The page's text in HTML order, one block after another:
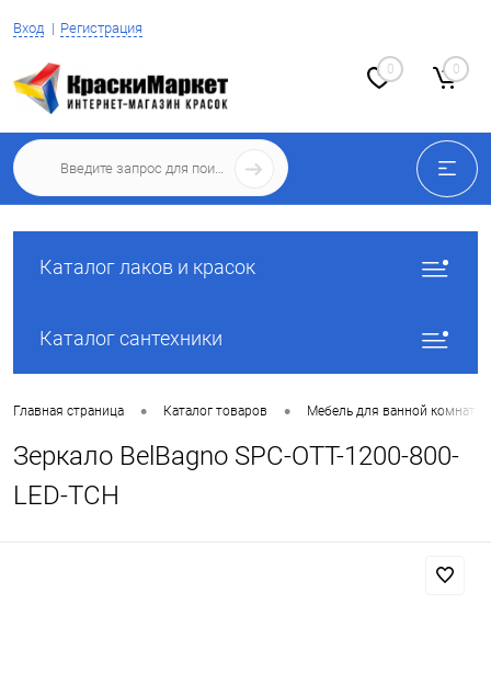
Вход Регистрация
0 0
Каталог лаков и красок
Каталог сантехники
Главная страница • Каталог товаров • Мебель для ванной комнаты
Зеркало BelBagno SPC-OTT-1200-800-
LED-TCH